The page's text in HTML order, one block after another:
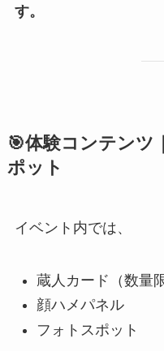
す。
🎯体験コンテンツ
ポット
イベント内では、
蔵人カード（数量
顔ハメパネル
フォトスポット